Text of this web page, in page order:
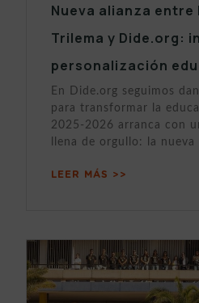
Nueva alianza entre
Trilema y Dide.org:
personalización
En Dide.org seguimos
para transformar la
2025-2026 arranca con
llena de orgullo: la nueva
LEER MÁS >>